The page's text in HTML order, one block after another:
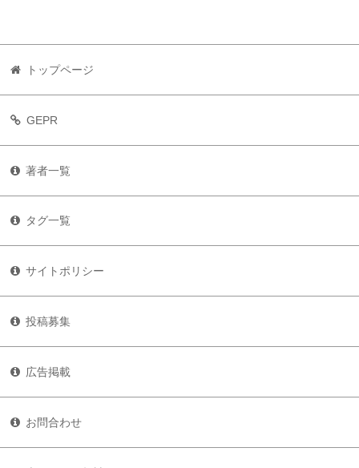
トップページ
GEPR
著者一覧
タグ一覧
サイトポリシー
投稿募集
広告掲載
お問合わせ